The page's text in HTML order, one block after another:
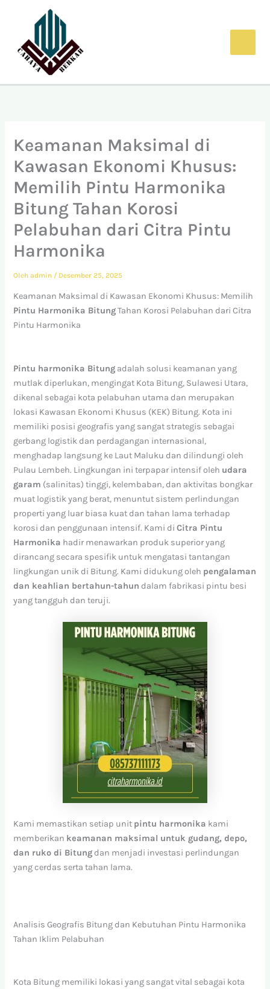
Keamanan Maksimal di
Kawasan Ekonomi Khusus:
Memilih Pintu Harmonika
Bitung Tahan Korosi
Pelabuhan dari Citra Pintu
Harmonika
Olehadmin / Desember 25, 2025
Keamanan Maksimal di Kawasan Ekonomi Khusus: Memilih
Pintu Harmonika BitungTahan Korosi Pelabuhan dari Citra
Pintu Harmonika
Pintu harmonika Bitung adalah solusi keamanan yang
mutlak diperlukan, mengingat Kota Bitung, Sulawesi Utara,
dikenal sebagai kota pelabuhan utama dan merupakan
lokasi Kawasan Ekonomi Khusus (KEK) Bitung. Kota ini
memiliki posisi geografis yang sangat strategis sebagai
gerbang logistik dan perdagangan internasional,
menghadap langsung ke Laut Maluku dan dilindungi oleh
Pulau Lembeh. Lingkungan ini terpapar intensif oleh udara
garam (salinitas) tinggi, kelembaban, dan aktivitas bongkar
muat logistik yang berat, menuntut sistem perlindungan
properti yang luar biasa kuat dan tahan lama terhadap
korosi dan penggunaan intensif. Kami diCitra Pintu
Harmonika hadir menawarkan produk superior yang
dirancang secara spesifik untuk mengatasi tantangan
lingkungan unik di Bitung. Kami didukung oleh pengalaman
dan keahlian bertahun-tahun dalam fabrikasi pintu besi
yang tangguh dan teruji.
Kami memastikan setiap unit pintu harmonika kami
memberikan keamanan maksimal untuk gudang, depo,
dan ruko di Bitung dan menjadi investasi perlindungan
yang cerdas serta tahan lama.
Analisis Geografis Bitung dan Kebutuhan Pintu Harmonika
Tahan Iklim Pelabuhan
Kota Bitung memiliki lokasi yang sangat vital sebagai kota